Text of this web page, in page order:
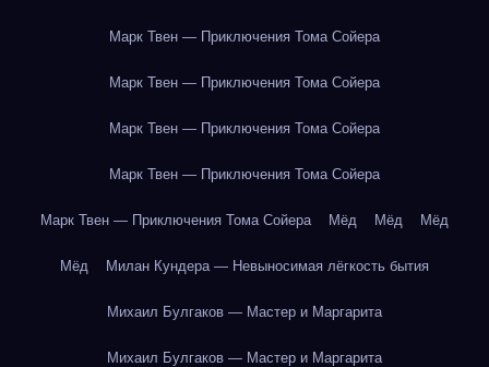
Марк Твен — Приключения Тома Сойера
Марк Твен — Приключения Тома Сойера
Марк Твен — Приключения Тома Сойера
Марк Твен — Приключения Тома Сойера
Марк Твен — Приключения Тома Сойера Мёд Мёд Мёд
Мёд Милан Кундера — Невыносимая лёгкость бытия
Михаил Булгаков — Мастер и Маргарита
Михаил Булгаков — Мастер и Маргарита